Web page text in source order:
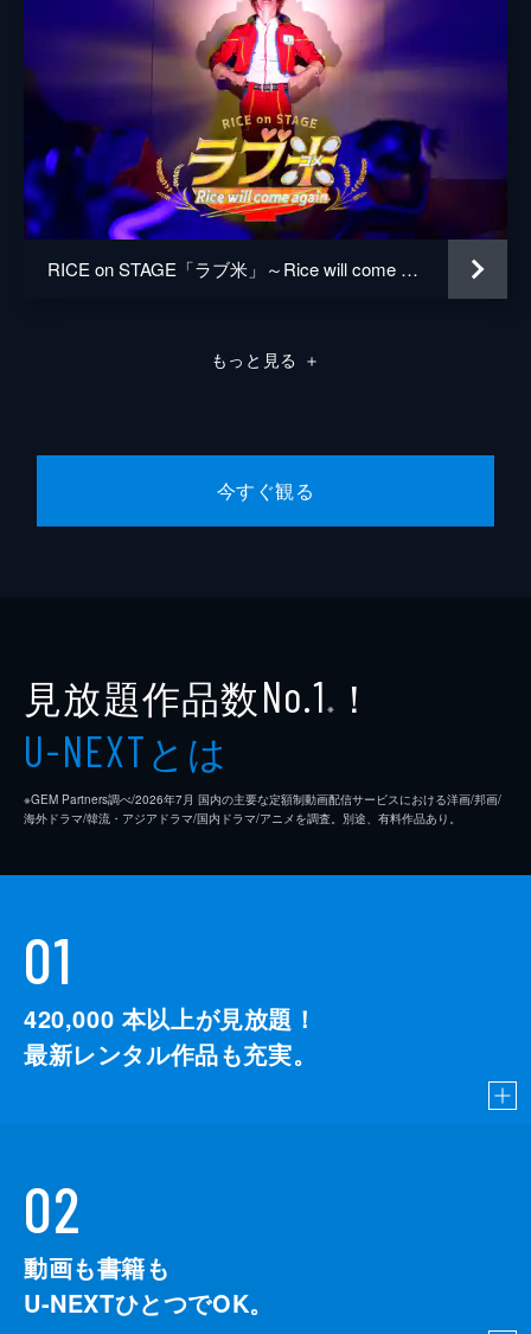
RICE on STAGE「ラブ米」～Rice will come again～
もっと見る ＋
今すぐ観る
見放題作品数No.1 ※ ！
U-NEXTとは
※GEM Partners調べ/2026年7⽉ 国内の主要な定額制動画配信サービスにおける洋画/邦画/
海外ドラマ/韓流・アジアドラマ/国内ドラマ/アニメを調査。別途、有料作品あり。
01
420,000 本以上が見放題！
最新レンタル作品も充実。
02
動画も書籍も
U-NEXTひとつでOK。